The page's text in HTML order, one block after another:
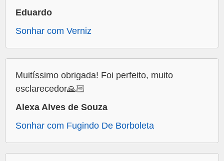
Eduardo
Sonhar com Verniz
Muitíssimo obrigada! Foi perfeito, muito
esclarecedor🙏🏻
Alexa Alves de Souza
Sonhar com Fugindo De Borboleta